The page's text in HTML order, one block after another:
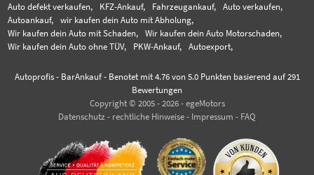
Auto defekt verkaufen,
KFZ-Ankauf, Fahrzeugankauf,
Auto verkaufen,
Autoankauf,
wir kaufen dein Auto mit Abholung,
Wir kaufen dein Auto mit Schaden,
Wir kaufen dein Auto Motorschaden,
Wir kaufen dein Auto ohne TÜV,
PKW-Ankauf, Autoexport,
Autoprofis - BarAnkauf- Benotet mit 4.76von 5.0 Punkten basierend auf 291
Bewertungen
Copyright © 2005 - 2026 - egeMotors
Datenschutz - rechtliche Hinweise - Impressum - FAQ